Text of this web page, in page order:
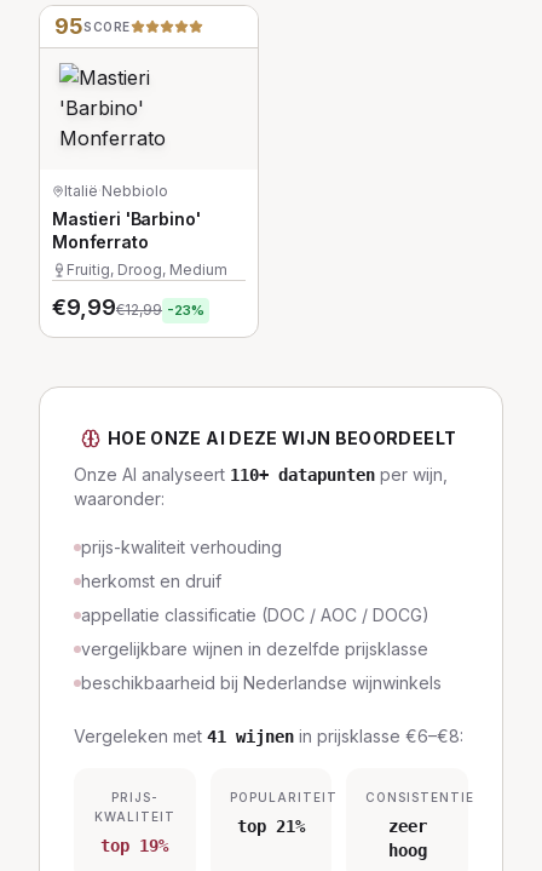
95SCORE
Italië·Nebbiolo
Mastieri 'Barbino'
Monferrato
Fruitig, Droog, Medium
€9,99€12,99 -23%
HOE ONZE AI DEZE WIJN BEOORDEELT
Onze AI analyseert 110+ datapunten per wijn,
waaronder:
prijs-kwaliteit verhouding
herkomst en druif
appellatie classificatie (DOC / AOC / DOCG)
vergelijkbare wijnen in dezelfde prijsklasse
beschikbaarheid bij Nederlandse wijnwinkels
Vergeleken met 41 wijnen in prijsklasse €6–€8:
PRIJS-
KWALITEIT
top 19%
POPULARITEIT
top 21%
CONSISTENTIE
zeer
hoog